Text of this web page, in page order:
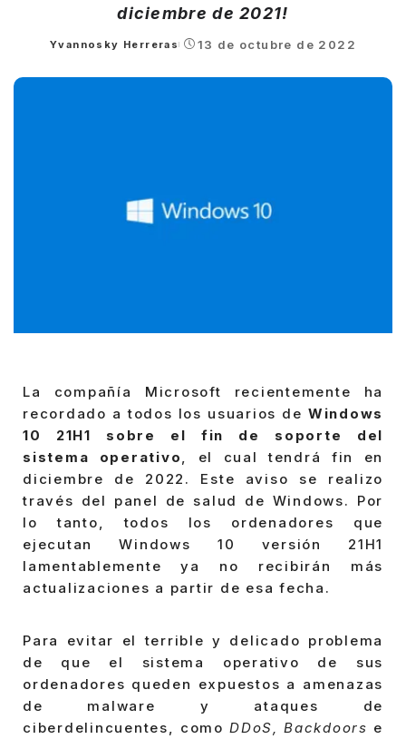
diciembre de 2021!
Posted
Yvannosky Herreras 13 de octubre de 2022
La compañía Microsoft recientemente ha
recordado a todos los usuarios de Windows
10 21H1 sobre el fin de soporte del
sistema operativo, el cual tendrá fin en
diciembre de 2022. Este aviso se realizo
través del panel de salud de Windows. Por
lo tanto, todos los ordenadores que
ejecutan Windows 10 versión 21H1
lamentablemente ya no recibirán más
actualizaciones a partir de esa fecha.
Para evitar el terrible y delicado problema
de que el sistema operativo de sus
ordenadores queden expuestos a amenazas
de malware y ataques de
ciberdelincuentes, comoDDoS, Backdoors e